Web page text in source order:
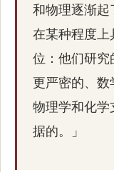
和物理逐渐
在某种程度
位：他们研
更严密的、
物理学和化
据的。」